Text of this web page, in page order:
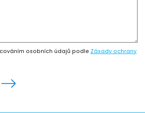
osobních údajů podleZásady ochrany